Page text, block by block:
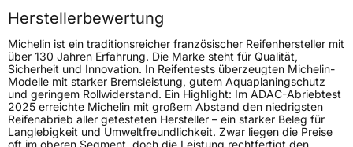
FelgenschutzFSL
Empfohlen für MercedesMO
EU Label
EffizienzC
Herstellerbewertung
Michelin ist ein traditionsreicher französischer Reifenhersteller mit
über 130 Jahren Erfahrung. Die Marke steht für Qualität,
Sicherheit und Innovation. In Reifentests überzeugten Michelin-
Modelle mit starker Bremsleistung, gutem Aquaplaningschutz
und geringem Rollwiderstand. Ein Highlight: Im ADAC-Abriebtest
2025 erreichte Michelin mit großem Abstand den niedrigsten
Reifenabrieb aller getesteten Hersteller – ein starker Beleg für
Langlebigkeit und Umweltfreundlichkeit. Zwar liegen die Preise